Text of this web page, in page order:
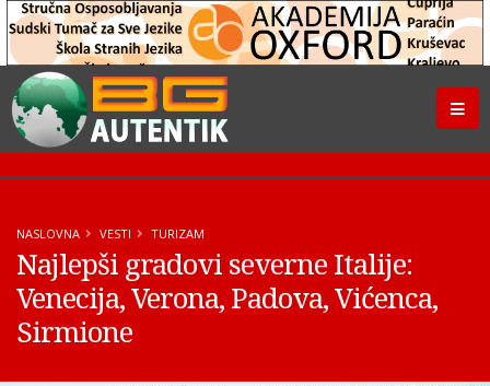
NASLOVNA VESTI TURIZAM
Najlepši gradovi severne Italije:
Venecija, Verona, Padova, Vićenca,
Sirmione